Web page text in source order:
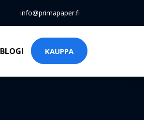
info@primapaper.fi
BLOGI KAUPPA